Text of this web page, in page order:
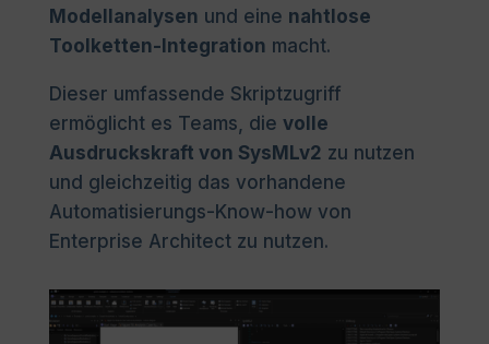
Modellanalysen und eine nahtlose
Toolketten-Integration macht.
Dieser umfassende Skriptzugriff
ermöglicht es Teams, die volle
Ausdruckskraft von SysMLv2 zu nutzen
und gleichzeitig das vorhandene
Automatisierungs-Know-how von
Enterprise Architect zu nutzen.